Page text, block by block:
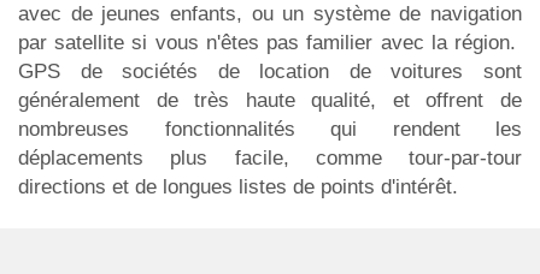
avec de jeunes enfants, ou un système de navigation
par satellite si vous n'êtes pas familier avec la région.
GPS de sociétés de location de voitures sont
généralement de très haute qualité, et offrent de
nombreuses fonctionnalités qui rendent les
déplacements plus facile, comme tour-par-tour
directions et de longues listes de points d'intérêt.